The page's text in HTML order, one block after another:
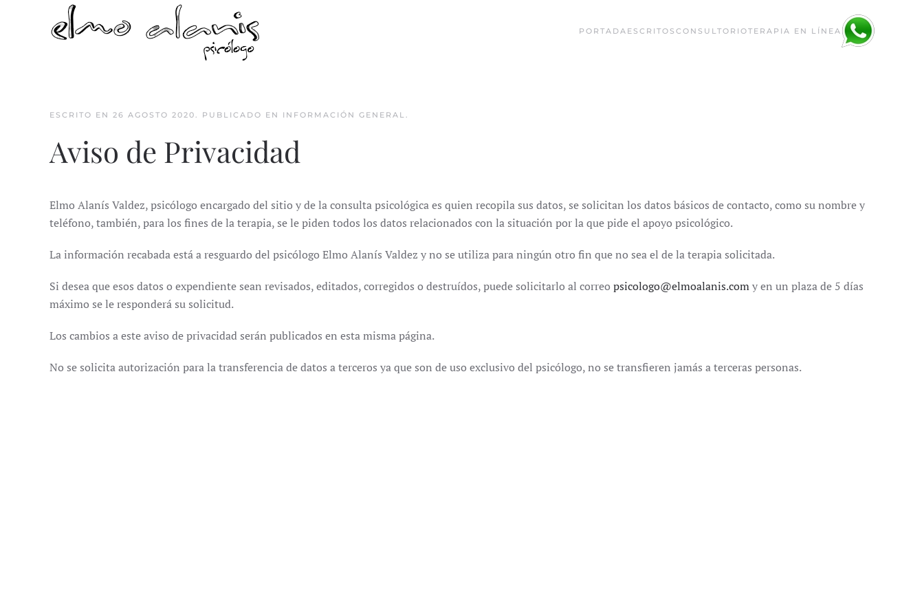
Skip to main content PORTADA ESCRITOS CONSULTORIOTERAPIA EN LÍNEA
ESCRITO EN 26 AGOSTO 2020. PUBLICADO EN INFORMACIÓN GENERAL.
Aviso de Privacidad
Elmo Alanís Valdez, psicólogo encargado del sitio y de la consulta psicológica es quien recopila sus datos, se solicitan los datos básicos de contacto, como su nombre y
teléfono, también, para los fines de la terapia, se le piden todos los datos relacionados con la situación por la que pide el apoyo psicológico.
La información recabada está a resguardo del psicólogo Elmo Alanís Valdez y no se utiliza para ningún otro fin que no sea el de la terapia solicitada.
Si desea que esos datos o expendiente sean revisados, editados, corregidos o destruídos, puede solicitarlo al correo psicologo@elmoalanis.comy en un plaza de 5 días
máximo se le responderá su solicitud.
Los cambios a este aviso de privacidad serán publicados en esta misma página.
No se solicita autorización para la transferencia de datos a terceros ya que son de uso exclusivo del psicólogo, no se transfieren jamás a terceras personas.